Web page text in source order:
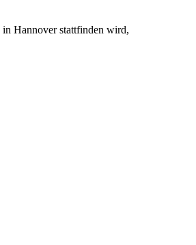
Hannover stattfinden wird,